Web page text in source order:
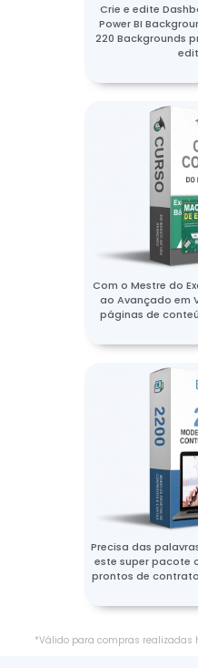
Crie e edite
Power BI
220 Backgrounds
Com o Mestre do
ao Avançado em
páginas de
Precisa das
este super pacote
prontos de
*Válido para compras realizadas